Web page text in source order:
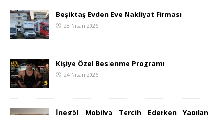
Beşiktaş Evden Eve Nakliyat Firması
28 Nisan 2026
Kişiye Özel Beslenme Programı
24 Nisan 2026
İnegöl Mobilya Tercih Ederken Yapılan